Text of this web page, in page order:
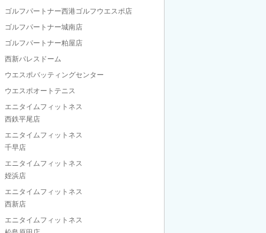
ゴルフパートナー西港ゴルフウエスポ店
ゴルフパートナー城南店
ゴルフパートナー粕屋店
西新パレスドーム
ウエスポバッティングセンター
ウエスポオートテニス
エニタイムフィットネス
西鉄平尾店
エニタイムフィットネス
千早店
エニタイムフィットネス
姪浜店
エニタイムフィットネス
西新店
エニタイムフィットネス